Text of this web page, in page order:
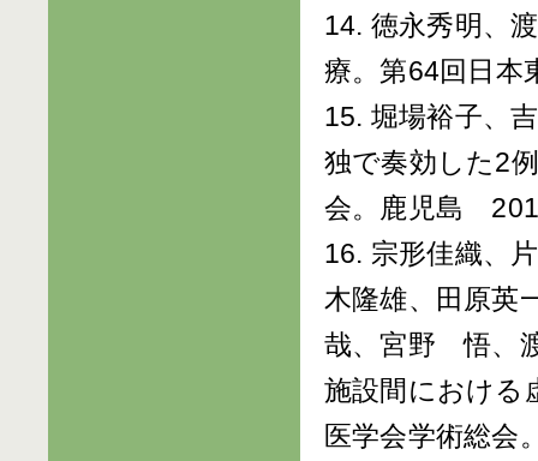
14. 徳永秀明、
療。第64回日
15. 堀場裕子、
独で奏効した2
会。鹿児島
16. 宗形佳織、
木隆雄、田原
哉、宮野 悟、
施設間における
医学会学術総会